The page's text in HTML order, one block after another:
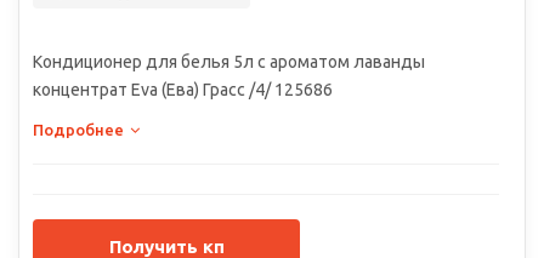
Кондиционер для белья 5л с ароматом лаванды
концентрат Eva (Ева) Грасс /4/ 125686
Подробнее
Получить кп